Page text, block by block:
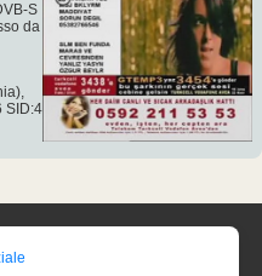
S
da
SID:4